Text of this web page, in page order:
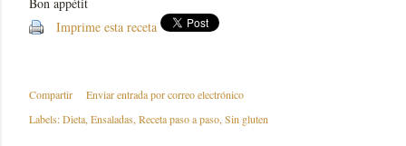
Imprime esta receta
Compartir
Enviar entrada por correo electrónico
Labels:Dieta Ensaladas Receta paso a paso Sin gluten